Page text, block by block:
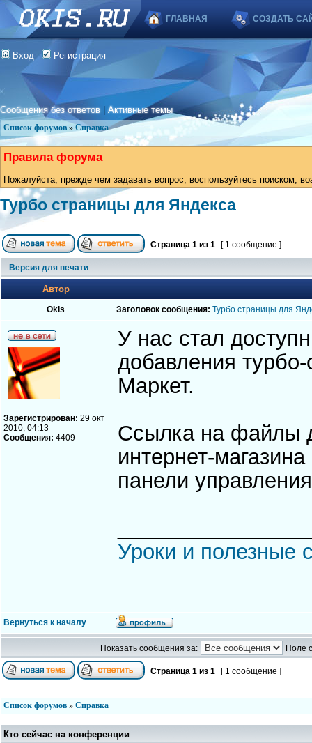
ГЛАВНАЯ СОЗДАТЬ
Вход Регистрация
Сообщения без ответов |Активные темы
Список форумов » Справка
Правила форума
Пожалуйста, прежде чем задавать вопрос, воспользуйтесь поиском,
Турбо страницы для Яндекса
Страница 1 из 1 [ 1 сообщение ]
Версия для печати
Автор
Okis Заголовок сообщения: Турбо страницы для
Зарегистрирован: 29 окт
2010, 04:13
Сообщения: 4409
У нас стал
добавления
Маркет.
Ссылка на файлы
интернет-
панели
Уроки и полезные
Вернуться к началу
Показать сообщения за: Поле
Страница 1 из 1 [ 1 сообщение ]
Список форумов » Справка
Кто сейчас на конференции